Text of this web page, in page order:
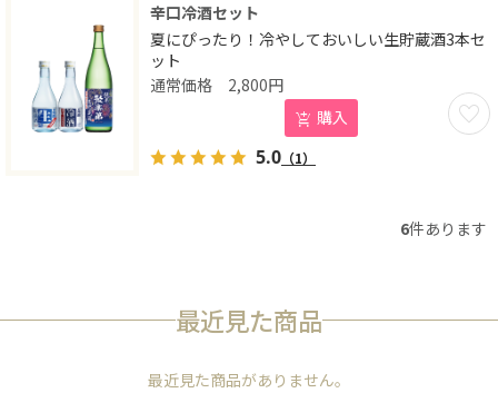
辛口冷酒セット
夏にぴったり！冷やしておいしい生貯蔵酒3本セ
ット
お気
2,800円
購入
5.0 （1）
6件あります
最近見た商品
最近見た商品がありません。